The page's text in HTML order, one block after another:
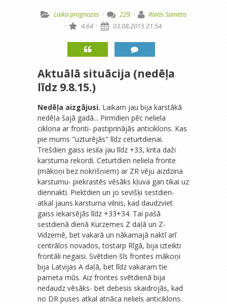
Laika prognozes · 229 ·
Raitis Sametis
·
4.64 · 03.08.2015 21:54
Aktuālā situācija (nedēļa
līdz 9.8.15.)
Nedēļa aizgājusi. Laikam jau bija karstākā
nedēļa šajā gadā... Pirmdien pēc neliela
ciklona ar fronti- pastiprinājās anticiklons. Kas
pie mums "uzturējās" līdz ceturtdienai.
Trešdien gaiss iesila jau līdz +33, krita daži
karstuma rekordi. Ceturtdien neliela fronte
(mākoņi bez nokrišņiem) ar ZR vēju aizdzina
karstumu- piekrastēs vēsāks kļuva gan tikai uz
diennakti. Piektdien un jo sevišķi sestdien-
atkal jauns karstuma vilnis, kad daudzviet
gaiss iekarsējās līdz +33+34. Tai pašā
sestdienā dienā Kurzemes Z daļā un Z-
Vidzemē, bet vakarā un nākamajā naktī arī
centrālos novados, tostarp Rīgā, bija izteikti
frontāli negaisi. Svētdien šīs frontes mākoņi
bija Latvijas A daļā, bet līdz vakaram tie
pameta mūs. Aiz frontes svētdienā bija
nedaudz vēsāks- bet debesis skaidrojās, kad
no DR puses atkal atnāca neliels anticiklons.